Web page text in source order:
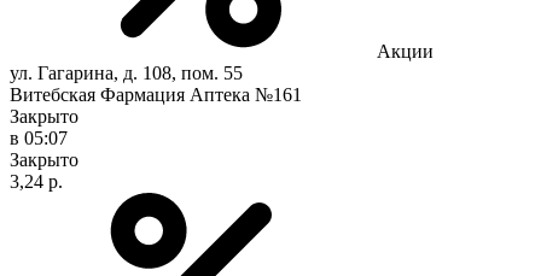
Акции
ул. Гагарина, д. 108, пом. 55
Витебская Фармация Аптека №161
Закрыто
в 05:07
Закрыто
3,24 р.